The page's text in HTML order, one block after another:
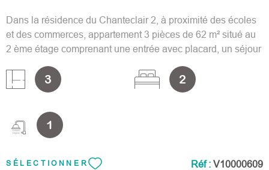
Dans la résidence du Chanteclair 2, à proximité des écoles
et des commerces, appartement 3 pièces de 62 m² situé au
2 ème étage comprenant une entrée avec placard, un séjour
un dégagement desservant 2 chambres dont un avec
placard, un cellier, une salle de bains, wc séparés. Une
chauffage inclus dans les charges. Fenêtres double vitrage.
Bus pour gare de VAIRES (ligne P) ou CHELLES (RER E).
vendeur. Les informations, sur les risques auxquels ce bien
3 2
1
SÉLECTIONNER Réf : V10000609